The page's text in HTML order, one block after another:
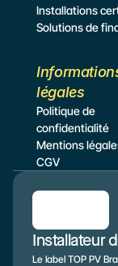
Installations
Solutions de
légales
Politique de
confidentialité
Mentions
CGV
Installateur
Le label TOP PV